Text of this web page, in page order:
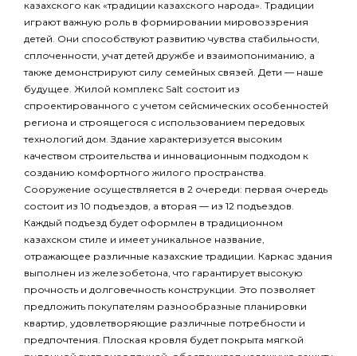
казахского как «традиции казахского народа». Традиции
играют важную роль в формировании мировоззрения
детей. Они способствуют развитию чувства стабильности,
сплоченности, учат детей дружбе и взаимопониманию, а
также демонстрируют силу семейных связей. Дети — наше
будущее. Жилой комплекс Salt состоит из
спроектированного с учетом сейсмических особенностей
региона и строящегося с использованием передовых
технологий дом. Здание характеризуется высоким
качеством строительства и инновационным подходом к
созданию комфортного жилого пространства.
Сооружение осуществляется в 2 очереди: первая очередь
состоит из 10 подъездов, а вторая — из 12 подъездов.
Каждый подъезд будет оформлен в традиционном
казахском стиле и имеет уникальное название,
отражающее различные казахские традиции. Каркас здания
выполнен из железобетона, что гарантирует высокую
прочность и долговечность конструкции. Это позволяет
предложить покупателям разнообразные планировки
квартир, удовлетворяющие различные потребности и
предпочтения. Плоская кровля будет покрыта мягкой